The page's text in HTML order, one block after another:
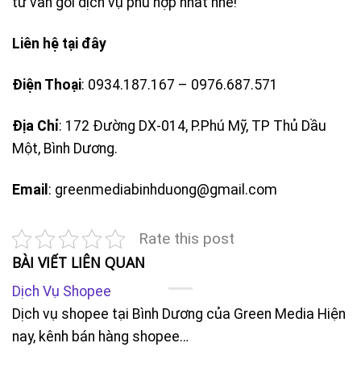
Liên hệ tại đây
Điện Thoại: 0934.187.167 – 0976.687.571
Địa Chỉ: 172 Đường DX-014, P.Phú Mỹ, TP Thủ Dầu
Một, Bình Dương.
Email : greenmediabinhduong@gmail.com
Rate this post
BÀI VIẾT LIÊN QUAN
Dịch Vụ Shopee
Dịch vụ shopee tại Bình Dương của Green Media Hiện
nay, kênh bán hàng shopee…